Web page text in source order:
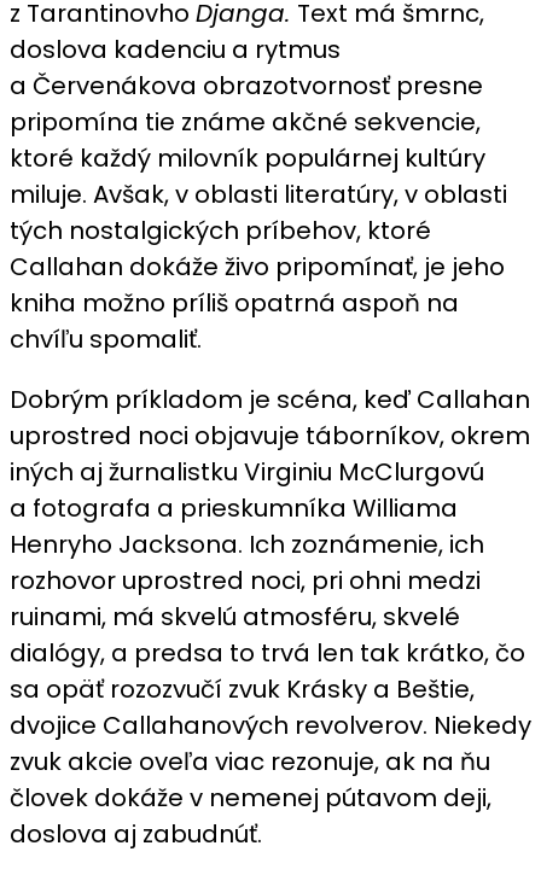
z Tarantinovho Djanga. Text má šmrnc,
doslova kadenciu a rytmus
a Červenákova obrazotvornosť presne
pripomína tie známe akčné sekvencie,
ktoré každý milovník populárnej kultúry
miluje. Avšak, v oblasti literatúry, v oblasti
tých nostalgických príbehov, ktoré
Callahan dokáže živo pripomínať, je jeho
kniha možno príliš opatrná aspoň na
chvíľu spomaliť.
Dobrým príkladom je scéna, keď Callahan
uprostred noci objavuje táborníkov, okrem
iných aj žurnalistku Virginiu McClurgovú
a fotografa a prieskumníka Williama
Henryho Jacksona. Ich zoznámenie, ich
rozhovor uprostred noci, pri ohni medzi
ruinami, má skvelú atmosféru, skvelé
dialógy, a predsa to trvá len tak krátko, čo
sa opäť rozozvučí zvuk Krásky a Beštie,
dvojice Callahanových revolverov. Niekedy
zvuk akcie oveľa viac rezonuje, ak na ňu
človek dokáže v nemenej pútavom deji,
doslova aj zabudnúť.